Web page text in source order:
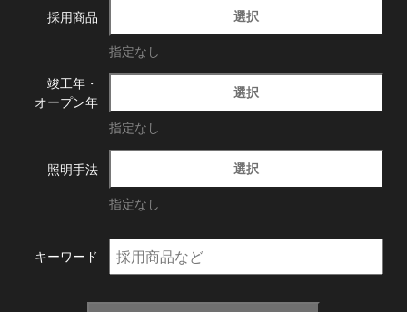
採用商品 選択
指定なし
竣工年・
オープン年
選択
指定なし
照明手法 選択
指定なし
キーワード